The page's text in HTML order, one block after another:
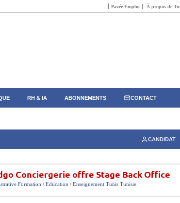
Pavée Emploi À propos de
RH & IA ABONNEMENTS CONTACT
CANDIDAT
Conciergerie offre Stage Back Office
Formation / Education / Enseignement Tunis Tunisie